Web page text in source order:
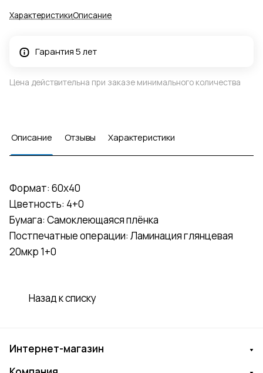
ХарактеристикиОписание
Гарантия 5 лет
Цена действительна при заказе минимального количества
Описание Отзывы Характеристики
Формат: 60x40
Цветность: 4+0
Бумага: Самоклеющаяся плёнка
Постпечатные операции: Ламинация глянцевая
20мкр 1+0
Назад к списку
Интернет-магазин